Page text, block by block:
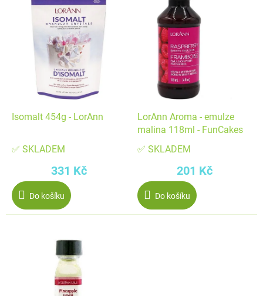
ůd
k
Isomalt 454g - LorAnn
✅ SKLADEM
331 Kč
Do košíku
LorAnn Aroma - emulze
malina 118ml - FunCakes
✅ SKLADEM
201 Kč
Do košíku